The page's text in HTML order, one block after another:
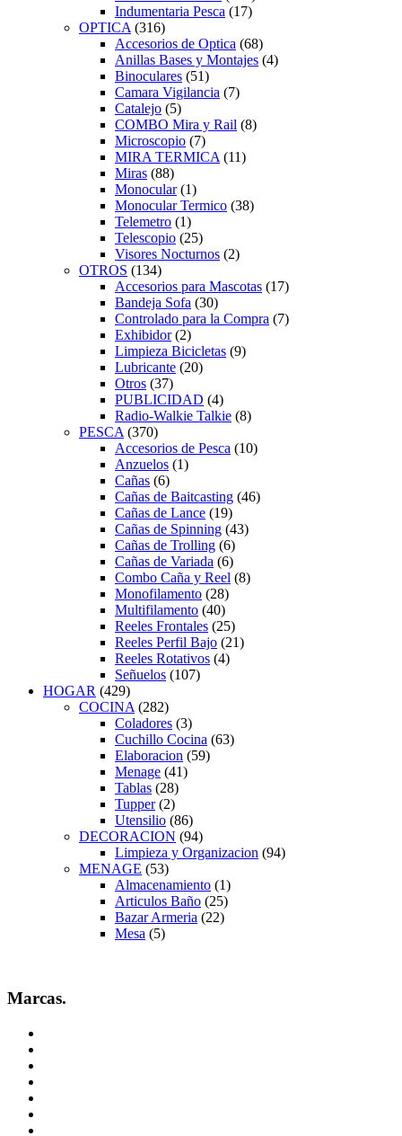
Indumentaria Pesca (17)
OPTICA (316)
Accesorios de Optica (68)
Anillas Bases y Montajes (4)
Binoculares (51)
Camara Vigilancia (7)
Catalejo (5)
COMBO Mira y Rail (8)
Microscopio (7)
MIRA TERMICA (11)
Miras (88)
Monocular (1)
Monocular Termico (38)
Telemetro (1)
Telescopio (25)
Visores Nocturnos (2)
OTROS (134)
Accesorios para Mascotas (17)
Bandeja Sofa (30)
Controlado para la Compra (7)
Exhibidor (2)
Limpieza Bicicletas (9)
Lubricante (20)
Otros (37)
PUBLICIDAD (4)
Radio-Walkie Talkie (8)
PESCA (370)
Accesorios de Pesca (10)
Anzuelos (1)
Cañas (6)
Cañas de Baitcasting (46)
Cañas de Lance (19)
Cañas de Spinning (43)
Cañas de Trolling (6)
Cañas de Variada (6)
Combo Caña y Reel (8)
Monofilamento (28)
Multifilamento (40)
Reeles Frontales (25)
Reeles Perfil Bajo (21)
Reeles Rotativos (4)
Señuelos (107)
HOGAR (429)
COCINA (282)
Coladores (3)
Cuchillo Cocina (63)
Elaboracion (59)
Menage (41)
Tablas (28)
Tupper (2)
Utensilio (86)
DECORACION (94)
Limpieza y Organizacion (94)
MENAGE (53)
Almacenamiento (1)
Articulos Baño (25)
Bazar Armeria (22)
Mesa (5)
Marcas.